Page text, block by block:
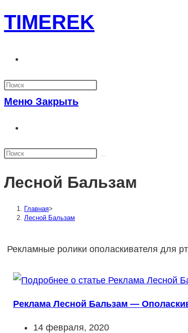
к
TIMEREK
по
Меню Закрыть
по
сайту
Лесной Бальзам
Главная>
Лесной Бальзам
Рекламные ролики ополаскивателя для
Реклама Лесной Бальзам —
Запись
14 февраля, 2020